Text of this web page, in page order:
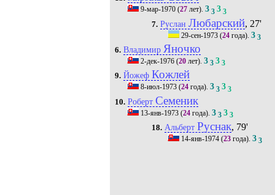
9-мар-1970(27лет). 3 3 3 3
7. Руслан Любарский, 27'
29-сен-1973 (24 года).3 3
6. Владимир Яночко
2-дек-1976(20лет). 3 3 3 3
9. Йожеф Кожлей
8-июл-1973(24года). 3 3 3 3
10. Роберт Семеник
13-янв-1973(24года). 3 3 3 3
18. Альберт Руснак, 79'
14-янв-1974 (23 года).3 3